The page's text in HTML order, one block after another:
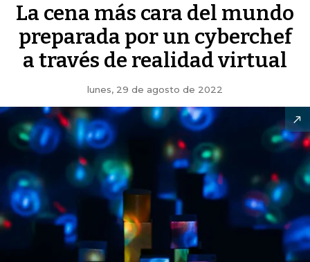
La cena más cara del mundo
preparada por un cyberchef
a través de realidad virtual
lunes, 29 de agosto de 2022